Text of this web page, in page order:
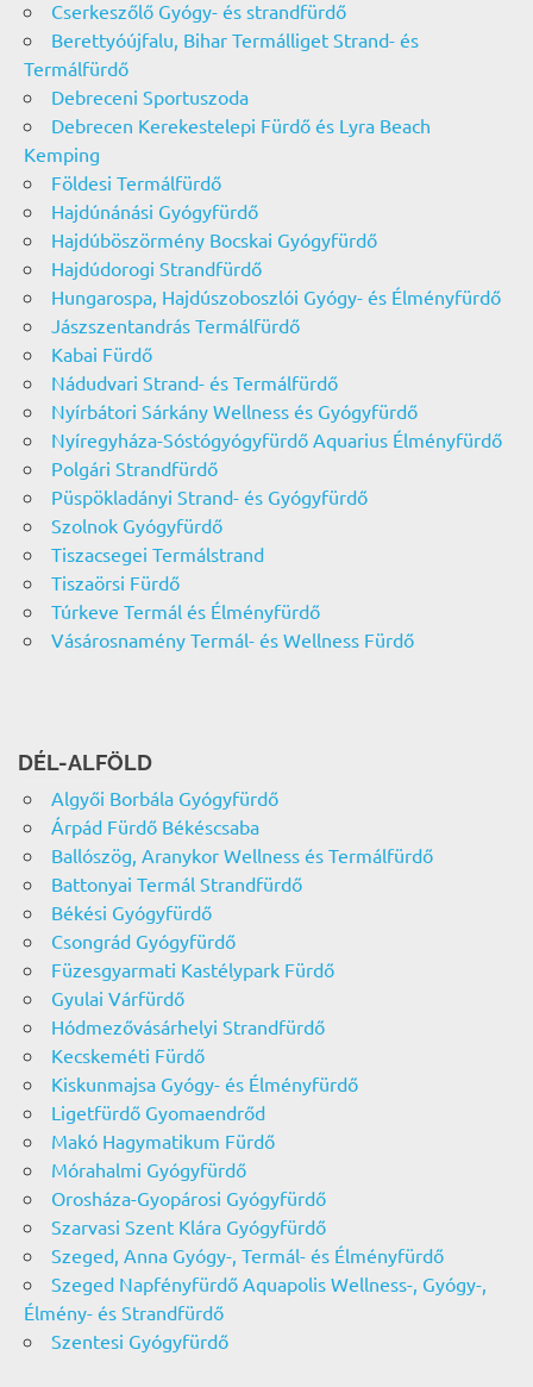
Cserkeszőlő Gyógy- és strandfürdő
Berettyóújfalu, Bihar Termálliget Strand- és
Termálfürdő
Debreceni Sportuszoda
Debrecen Kerekestelepi Fürdő és Lyra Beach
Kemping
Földesi Termálfürdő
Hajdúnánási Gyógyfürdő
Hajdúböszörmény Bocskai Gyógyfürdő
Hajdúdorogi Strandfürdő
Hungarospa, Hajdúszoboszlói Gyógy- és Élményfürdő
Jászszentandrás Termálfürdő
Kabai Fürdő
Nádudvari Strand- és Termálfürdő
Nyírbátori Sárkány Wellness és Gyógyfürdő
Nyíregyháza-Sóstógyógyfürdő Aquarius Élményfürdő
Polgári Strandfürdő
Püspökladányi Strand- és Gyógyfürdő
Szolnok Gyógyfürdő
Tiszacsegei Termálstrand
Tiszaörsi Fürdő
Túrkeve Termál és Élményfürdő
Vásárosnamény Termál- és Wellness Fürdő
DÉL-ALFÖLD
Algyői Borbála Gyógyfürdő
Árpád Fürdő Békéscsaba
Ballószög, Aranykor Wellness és Termálfürdő
Battonyai Termál Strandfürdő
Békési Gyógyfürdő
Csongrád Gyógyfürdő
Füzesgyarmati Kastélypark Fürdő
Gyulai Várfürdő
Hódmezővásárhelyi Strandfürdő
Kecskeméti Fürdő
Kiskunmajsa Gyógy- és Élményfürdő
Ligetfürdő Gyomaendrőd
Makó Hagymatikum Fürdő
Mórahalmi Gyógyfürdő
Orosháza-Gyopárosi Gyógyfürdő
Szarvasi Szent Klára Gyógyfürdő
Szeged, Anna Gyógy-, Termál- és Élményfürdő
Szeged Napfényfürdő Aquapolis Wellness-, Gyógy-,
Élmény- és Strandfürdő
Szentesi Gyógyfürdő